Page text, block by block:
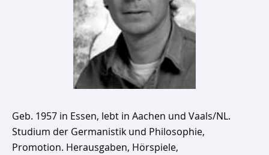
Geb. 1957 in Essen, lebt in Aachen und Vaals/NL.
Studium der Germanistik und Philosophie,
Promotion. Herausgaben, Hörspiele,